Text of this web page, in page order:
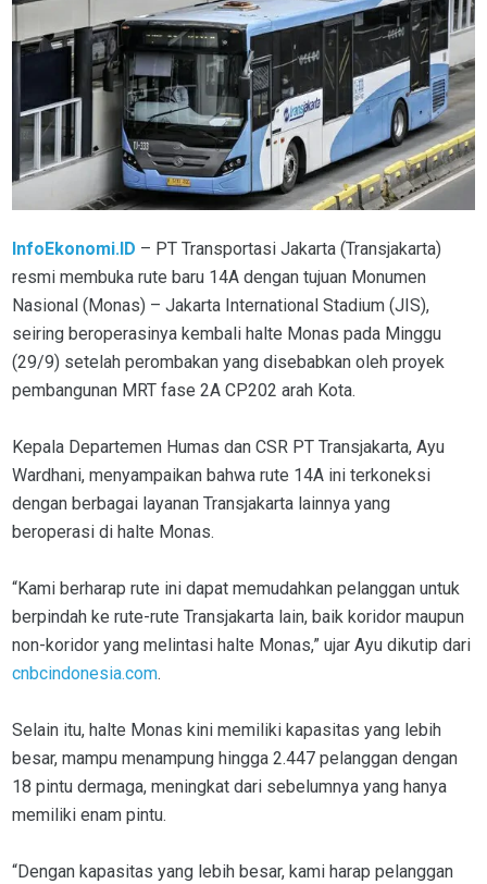
InfoEkonomi.ID – PT Transportasi Jakarta (Transjakarta)
resmi membuka rute baru 14A dengan tujuan Monumen
Nasional (Monas) – Jakarta International Stadium (JIS),
seiring beroperasinya kembali halte Monas pada Minggu
(29/9) setelah perombakan yang disebabkan oleh proyek
pembangunan MRT fase 2A CP202 arah Kota.
Kepala Departemen Humas dan CSR PT Transjakarta, Ayu
Wardhani, menyampaikan bahwa rute 14A ini terkoneksi
dengan berbagai layanan Transjakarta lainnya yang
beroperasi di halte Monas.
“Kami berharap rute ini dapat memudahkan pelanggan untuk
berpindah ke rute-rute Transjakarta lain, baik koridor maupun
non-koridor yang melintasi halte Monas,” ujar Ayu dikutip dari
cnbcindonesia.com.
Selain itu, halte Monas kini memiliki kapasitas yang lebih
besar, mampu menampung hingga 2.447 pelanggan dengan
18 pintu dermaga, meningkat dari sebelumnya yang hanya
memiliki enam pintu.
“Dengan kapasitas yang lebih besar, kami harap pelanggan